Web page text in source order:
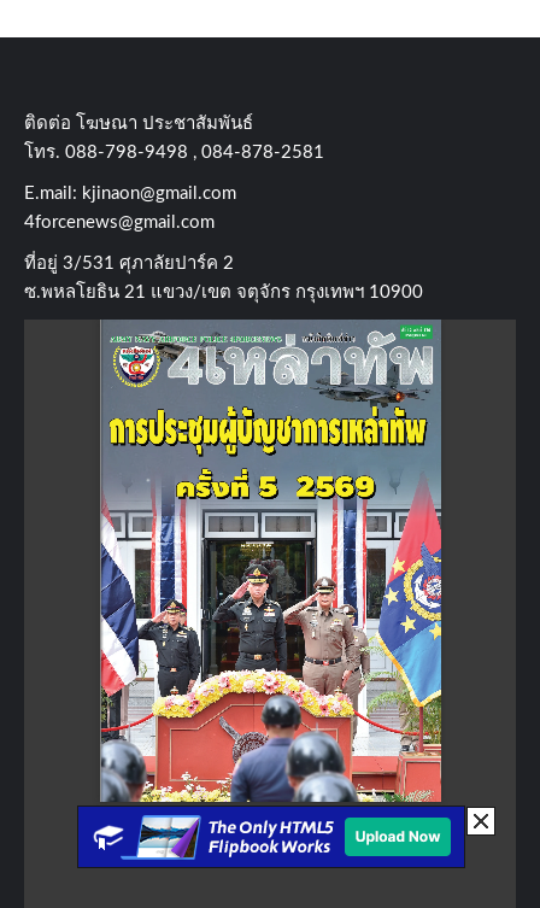
ติดต่อ​ โฆษณา​ ประชาสัมพันธ์
โทร​. 088-798-9498 , 084-878-2581
E.mail: kjinaon@gmail.com
4forcenews@gmail.com
ที่อยู่​ 3/531​ ศุภาลัยปาร์ค​ 2
ซ.พหลโยธิน​ 21​ แขวง/เขต​ จตุจักร​ กรุงเทพฯ 10900